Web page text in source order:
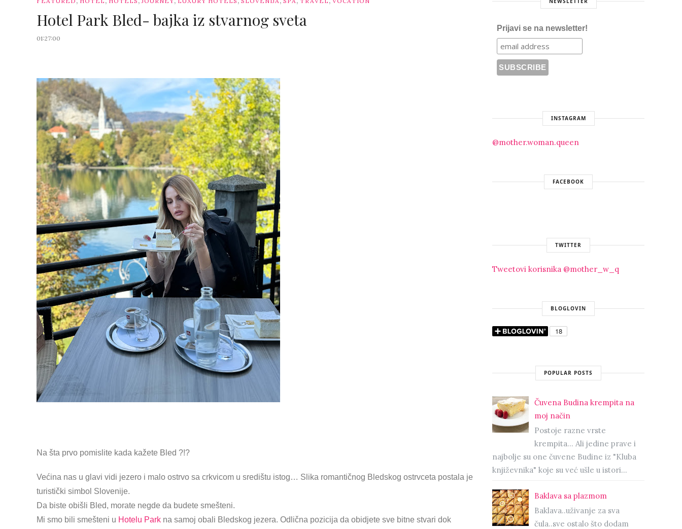
Hotel Park Bled- bajka iz stvarnog sveta
01:27:00
Na šta prvo pomislite kada kažete Bled ?!?
Većina nas u glavi vidi jezero i malo ostrvo sa crkvicom u središtu istog… Slika romantičnog Bledskog ostrvceta postala je
turistički simbol Slovenije.
Da biste obišli Bled, morate negde da budete smešteni.
Mi smo bili smešteni u Hotelu Park na samoj obali Bledskog jezera. Odlična pozicija da obidjete sve bitne stvari dok
Prijavi se na newsletter!
INSTAGRAM
@mother.woman.queen
FACEBOOK
TWITTER
Tweetovi korisnika @mother_w_q
BLOGLOVIN
POPULAR POSTS
Čuvena Budina krempita na
moj način
Postoje razne vrste
krempita... Ali jedine prave i
najbolje su one čuvene Budine iz "Kluba
književnika" koje su već ušle u istori...
Baklava sa plazmom
Baklava..uživanje za sva
čula..sve ostalo što dodam